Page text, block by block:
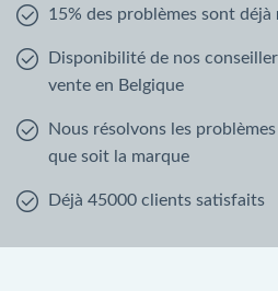
15% des problèmes sont déjà
Disponibilité de nos
vente en Belgique
Nous résolvons les
que soit la marque
Déjà 45000 clients satisfaits